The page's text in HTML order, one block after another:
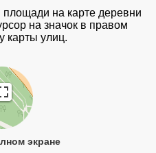
площади на карте деревни
на значок в правом
карты улиц.
экране